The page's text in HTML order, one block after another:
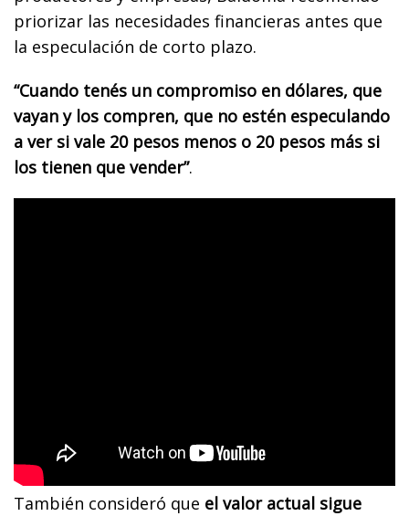
priorizar las necesidades financieras antes que
la especulación de corto plazo.
“Cuando tenés un compromiso en dólares, que
vayan y los compren, que no estén especulando
a ver si vale 20 pesos menos o 20 pesos más si
los tienen que vender”.
También consideró que el valor actual sigue